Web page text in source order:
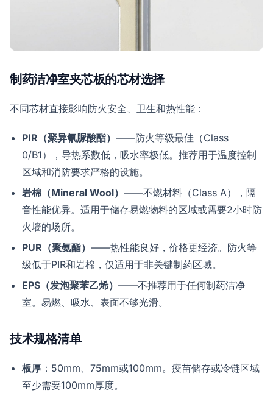
制药洁净室夹芯板的芯材选择
不同芯材直接影响防火安全、卫生和热性能：
PIR（聚异氰脲酸酯） ——防火等级最佳（Class
0/B1），导热系数低，吸水率极低。推荐用于温度控制
区域和消防要求严格的设施。
岩棉（Mineral Wool） ——不燃材料（Class A），隔
音性能优异。适用于储存易燃物料的区域或需要2小时防
火墙的场所。
PUR（聚氨酯） ——热性能良好，价格更经济。防火等
级低于PIR和岩棉，仅适用于非关键制药区域。
EPS（发泡聚苯乙烯） ——不推荐用于任何制药洁净
室。易燃、吸水、表面不够光滑。
技术规格清单
板厚 ：50mm、75mm或100mm。疫苗储存或冷链区域
至少需要100mm厚度。